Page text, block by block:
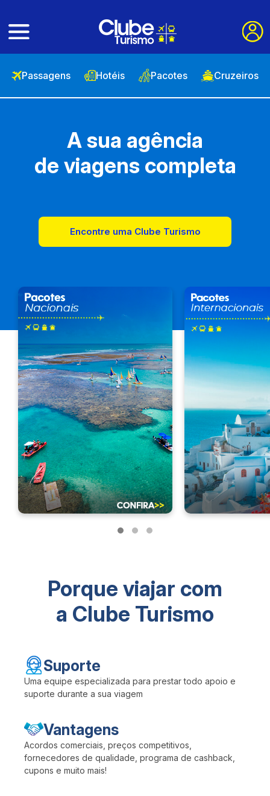
Passagens Hotéis Pacotes Cruzeiros
A sua agência
de viagens completa
Encontre uma Clube Turismo
Porque viajar com
a Clube Turismo
Suporte
Uma equipe especializada para prestar todo apoio e
suporte durante a sua viagem
Vantagens
Acordos comerciais, preços competitivos,
fornecedores de qualidade, programa de cashback,
cupons e muito mais!